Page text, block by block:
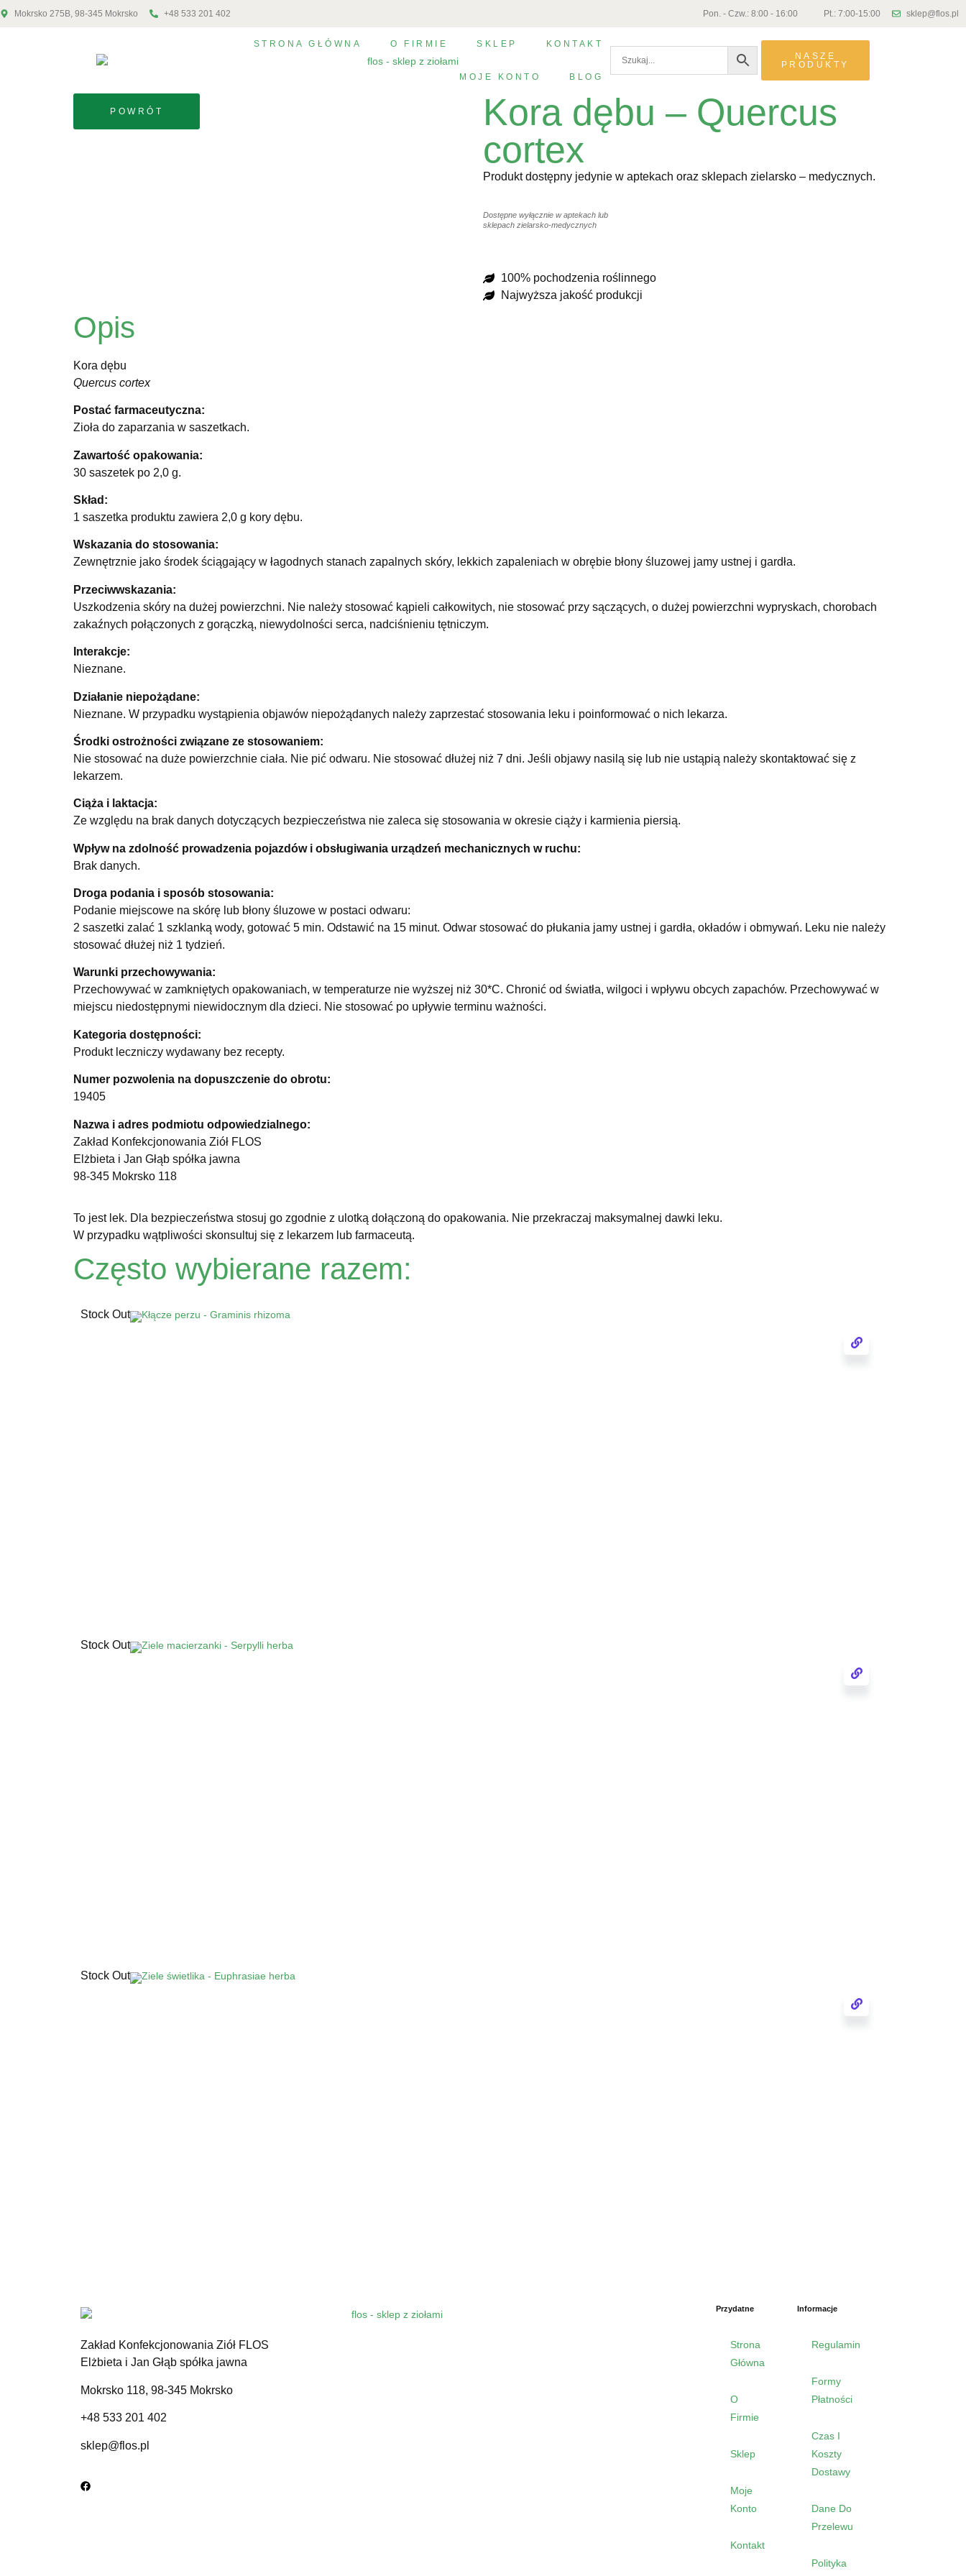
Mokrsko 275B, 98-345 Mokrsko +48 533 201 402 Pon. - Czw.: 8:00 - 16:00 Pt.: 7:00-15:00 sklep@flos.pl
STRONA GŁÓWNA O FIRMIE SKLEP KONTAKT
MOJE KONTO BLOG
NASZE
PRODUKTY
Kora dębu – Quercus
cortex
Produkt dostępny jedynie w aptekach oraz sklepach zielarsko – medycznych.
Dostępne wyłącznie w aptekach lub
sklepach zielarsko-medycznych
100% pochodzenia roślinnego
Najwyższa jakość produkcji
Opis
Kora dębu
Quercus cortex
Postać farmaceutyczna:
Zioła do zaparzania w saszetkach.
Zawartość opakowania:
30 saszetek po 2,0 g.
Skład:
1 saszetka produktu zawiera 2,0 g kory dębu.
Wskazania do stosowania:
Zewnętrznie jako środek ściągający w łagodnych stanach zapalnych skóry, lekkich zapaleniach w obrębie błony śluzowej jamy ustnej i gardła.
Przeciwwskazania:
Uszkodzenia skóry na dużej powierzchni. Nie należy stosować kąpieli całkowitych, nie stosować przy sączących, o dużej powierzchni wypryskach, chorobach
zakaźnych połączonych z gorączką, niewydolności serca, nadciśnieniu tętniczym.
Interakcje:
Nieznane.
Działanie niepożądane:
Nieznane. W przypadku wystąpienia objawów niepożądanych należy zaprzestać stosowania leku i poinformować o nich lekarza.
Środki ostrożności związane ze stosowaniem:
Nie stosować na duże powierzchnie ciała. Nie pić odwaru. Nie stosować dłużej niż 7 dni. Jeśli objawy nasilą się lub nie ustąpią należy skontaktować się z
lekarzem.
Ciąża i laktacja:
Ze względu na brak danych dotyczących bezpieczeństwa nie zaleca się stosowania w okresie ciąży i karmienia piersią.
Wpływ na zdolność prowadzenia pojazdów i obsługiwania urządzeń mechanicznych w ruchu:
Brak danych.
Droga podania i sposób stosowania:
Podanie miejscowe na skórę lub błony śluzowe w postaci odwaru:
2 saszetki zalać 1 szklanką wody, gotować 5 min. Odstawić na 15 minut. Odwar stosować do płukania jamy ustnej i gardła, okładów i obmywań. Leku nie należy
stosować dłużej niż 1 tydzień.
Warunki przechowywania:
Przechowywać w zamkniętych opakowaniach, w temperaturze nie wyższej niż 30*C. Chronić od światła, wilgoci i wpływu obcych zapachów. Przechowywać w
miejscu niedostępnymi niewidocznym dla dzieci. Nie stosować po upływie terminu ważności.
Kategoria dostępności:
Produkt leczniczy wydawany bez recepty.
Numer pozwolenia na dopuszczenie do obrotu:
19405
Nazwa i adres podmiotu odpowiedzialnego:
Zakład Konfekcjonowania Ziół FLOS
Elżbieta i Jan Głąb spółka jawna
98-345 Mokrsko 118
To jest lek. Dla bezpieczeństwa stosuj go zgodnie z ulotką dołączoną do opakowania. Nie przekraczaj maksymalnej dawki leku.
W przypadku wątpliwości skonsultuj się z lekarzem lub farmaceutą.
Często wybierane razem:
Stock Out
Stock Out
Stock Out
Dostępne wyłącznie w aptekach lub
sklepach zielarsko-medycznych
Zakład Konfekcjonowania Ziół FLOS
Elżbieta i Jan Głąb spółka jawna
Mokrsko 118, 98-345 Mokrsko
+48 533 201 402
sklep@flos.pl
Przydatne
Strona
Główna
O
Firmie
Sklep
Moje
Konto
Kontakt
Informacje
Regulamin
Formy
Płatności
Czas I
Koszty
Dostawy
Dane Do
Przelewu
Polityka